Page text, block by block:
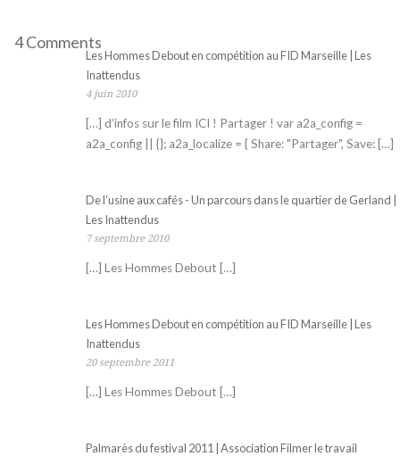
4 Comments
Les Hommes Debout en compétition au FID Marseille | Les
Inattendus
4 juin 2010
[…] d’infos sur le film ICI ! Partager ! var a2a_config =
a2a_config || {}; a2a_localize = { Share: "Partager", Save: […]
De l'usine aux cafés - Un parcours dans le quartier de Gerland |
Les Inattendus
7 septembre 2010
[…] Les Hommes Debout […]
Les Hommes Debout en compétition au FID Marseille | Les
Inattendus
20 septembre 2011
[…] Les Hommes Debout […]
Palmarès du festival 2011 | Association Filmer le travail